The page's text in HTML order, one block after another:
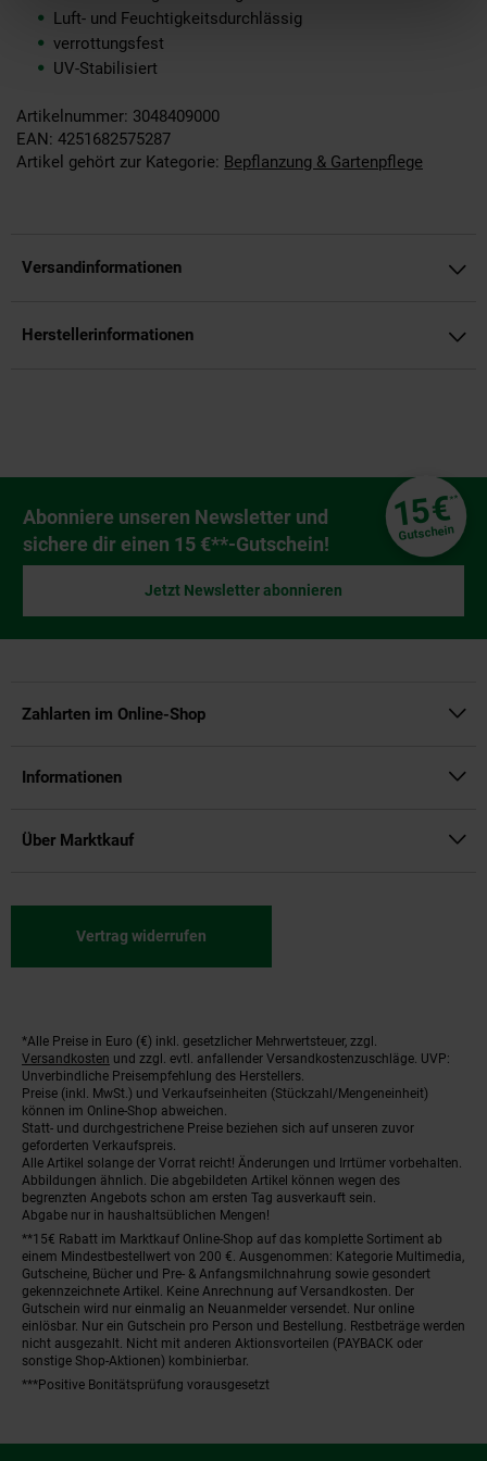
Luft- und Feuchtigkeitsdurchlässig
verrottungsfest
UV-Stabilisiert
Artikelnummer: 3048409000
EAN: 4251682575287
Artikel gehört zur Kategorie: Bepflanzung & Gartenpflege
Versandinformationen
Herstellerinformationen
Newsletter Anmeldung
Abonniere unseren Newsletter und
sichere dir einen 15 €**-Gutschein!
15€**
Gutschein
Jetzt Newsletter abonnieren
Zahlarten im Online-Shop
Informationen
Über Marktkauf
Vertrag widerrufen
Fußnoten
*Alle Preise in Euro (€) inkl. gesetzlicher Mehrwertsteuer, zzgl.
Versandkosten und zzgl. evtl. anfallender Versandkostenzuschläge. UVP:
Unverbindliche Preisempfehlung des Herstellers.
Preise (inkl. MwSt.) und Verkaufseinheiten (Stückzahl/Mengeneinheit)
können im Online-Shop abweichen.
Statt- und durchgestrichene Preise beziehen sich auf unseren zuvor
geforderten Verkaufspreis.
Alle Artikel solange der Vorrat reicht! Änderungen und Irrtümer vorbehalten.
Abbildungen ähnlich. Die abgebildeten Artikel können wegen des
begrenzten Angebots schon am ersten Tag ausverkauft sein.
Abgabe nur in haushaltsüblichen Mengen!
**15€ Rabatt im Marktkauf Online-Shop auf das komplette Sortiment ab
einem Mindestbestellwert von 200 €. Ausgenommen: Kategorie Multimedia,
Gutscheine, Bücher und Pre- & Anfangsmilchnahrung sowie gesondert
gekennzeichnete Artikel. Keine Anrechnung auf Versandkosten. Der
Gutschein wird nur einmalig an Neuanmelder versendet. Nur online
einlösbar. Nur ein Gutschein pro Person und Bestellung. Restbeträge werden
nicht ausgezahlt. Nicht mit anderen Aktionsvorteilen (PAYBACK oder
sonstige Shop-Aktionen) kombinierbar.
***Positive Bonitätsprüfung vorausgesetzt